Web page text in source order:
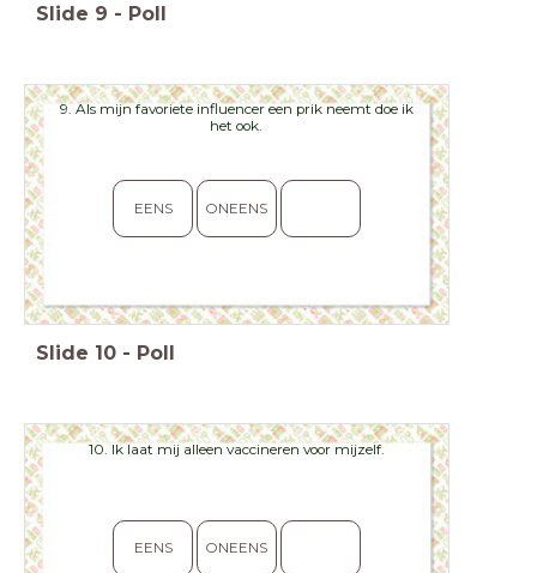
Slide 9 - Poll
9. Als mijn favoriete influencer een prik neemt doe ik
het ook.
EENS ONEENS
Slide 10 - Poll
10. Ik laat mij alleen vaccineren voor mijzelf.
EENS ONEENS